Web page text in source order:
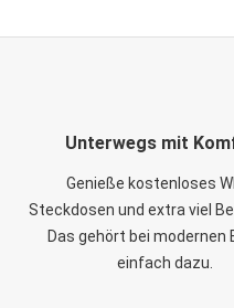
Unterwegs mit
Genieße kostenloses
Steckdosen und extra viel
Das gehört bei modernen
einfach dazu.